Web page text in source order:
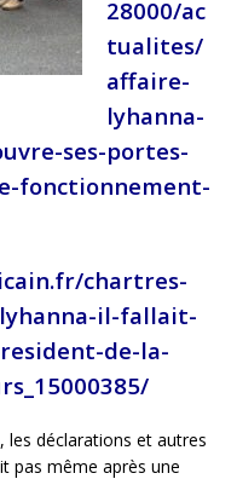
28000/ac
tualites/
affaire-
lyhanna-
ses-portes-
fonctionnement-
chartres-
il-fallait-
de-la-
les déclarations et autres
pas même après une